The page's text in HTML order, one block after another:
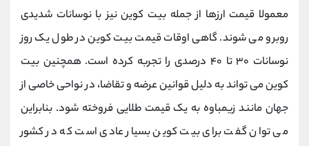
معمولا قیمت ارزها از جمله بیت کوین نیز با نوسانات شدیدی
روبرو می شوند. گاهی اوقات قیمت بیت کوین در طول یک روز
نوسانات ۳۰ تا ۴۰ درصدی را تجربه کرده است. همچنین بیت
کوین می تواند به دلیل قوانین عرضه و تقاضا، در نواحی خاصی از
جهان مانند زیمباوه به یک قیمت طلایی فروخته شود. بنابراین
می توان گفت برای بیت کوین بسیار عادی است که در کشور